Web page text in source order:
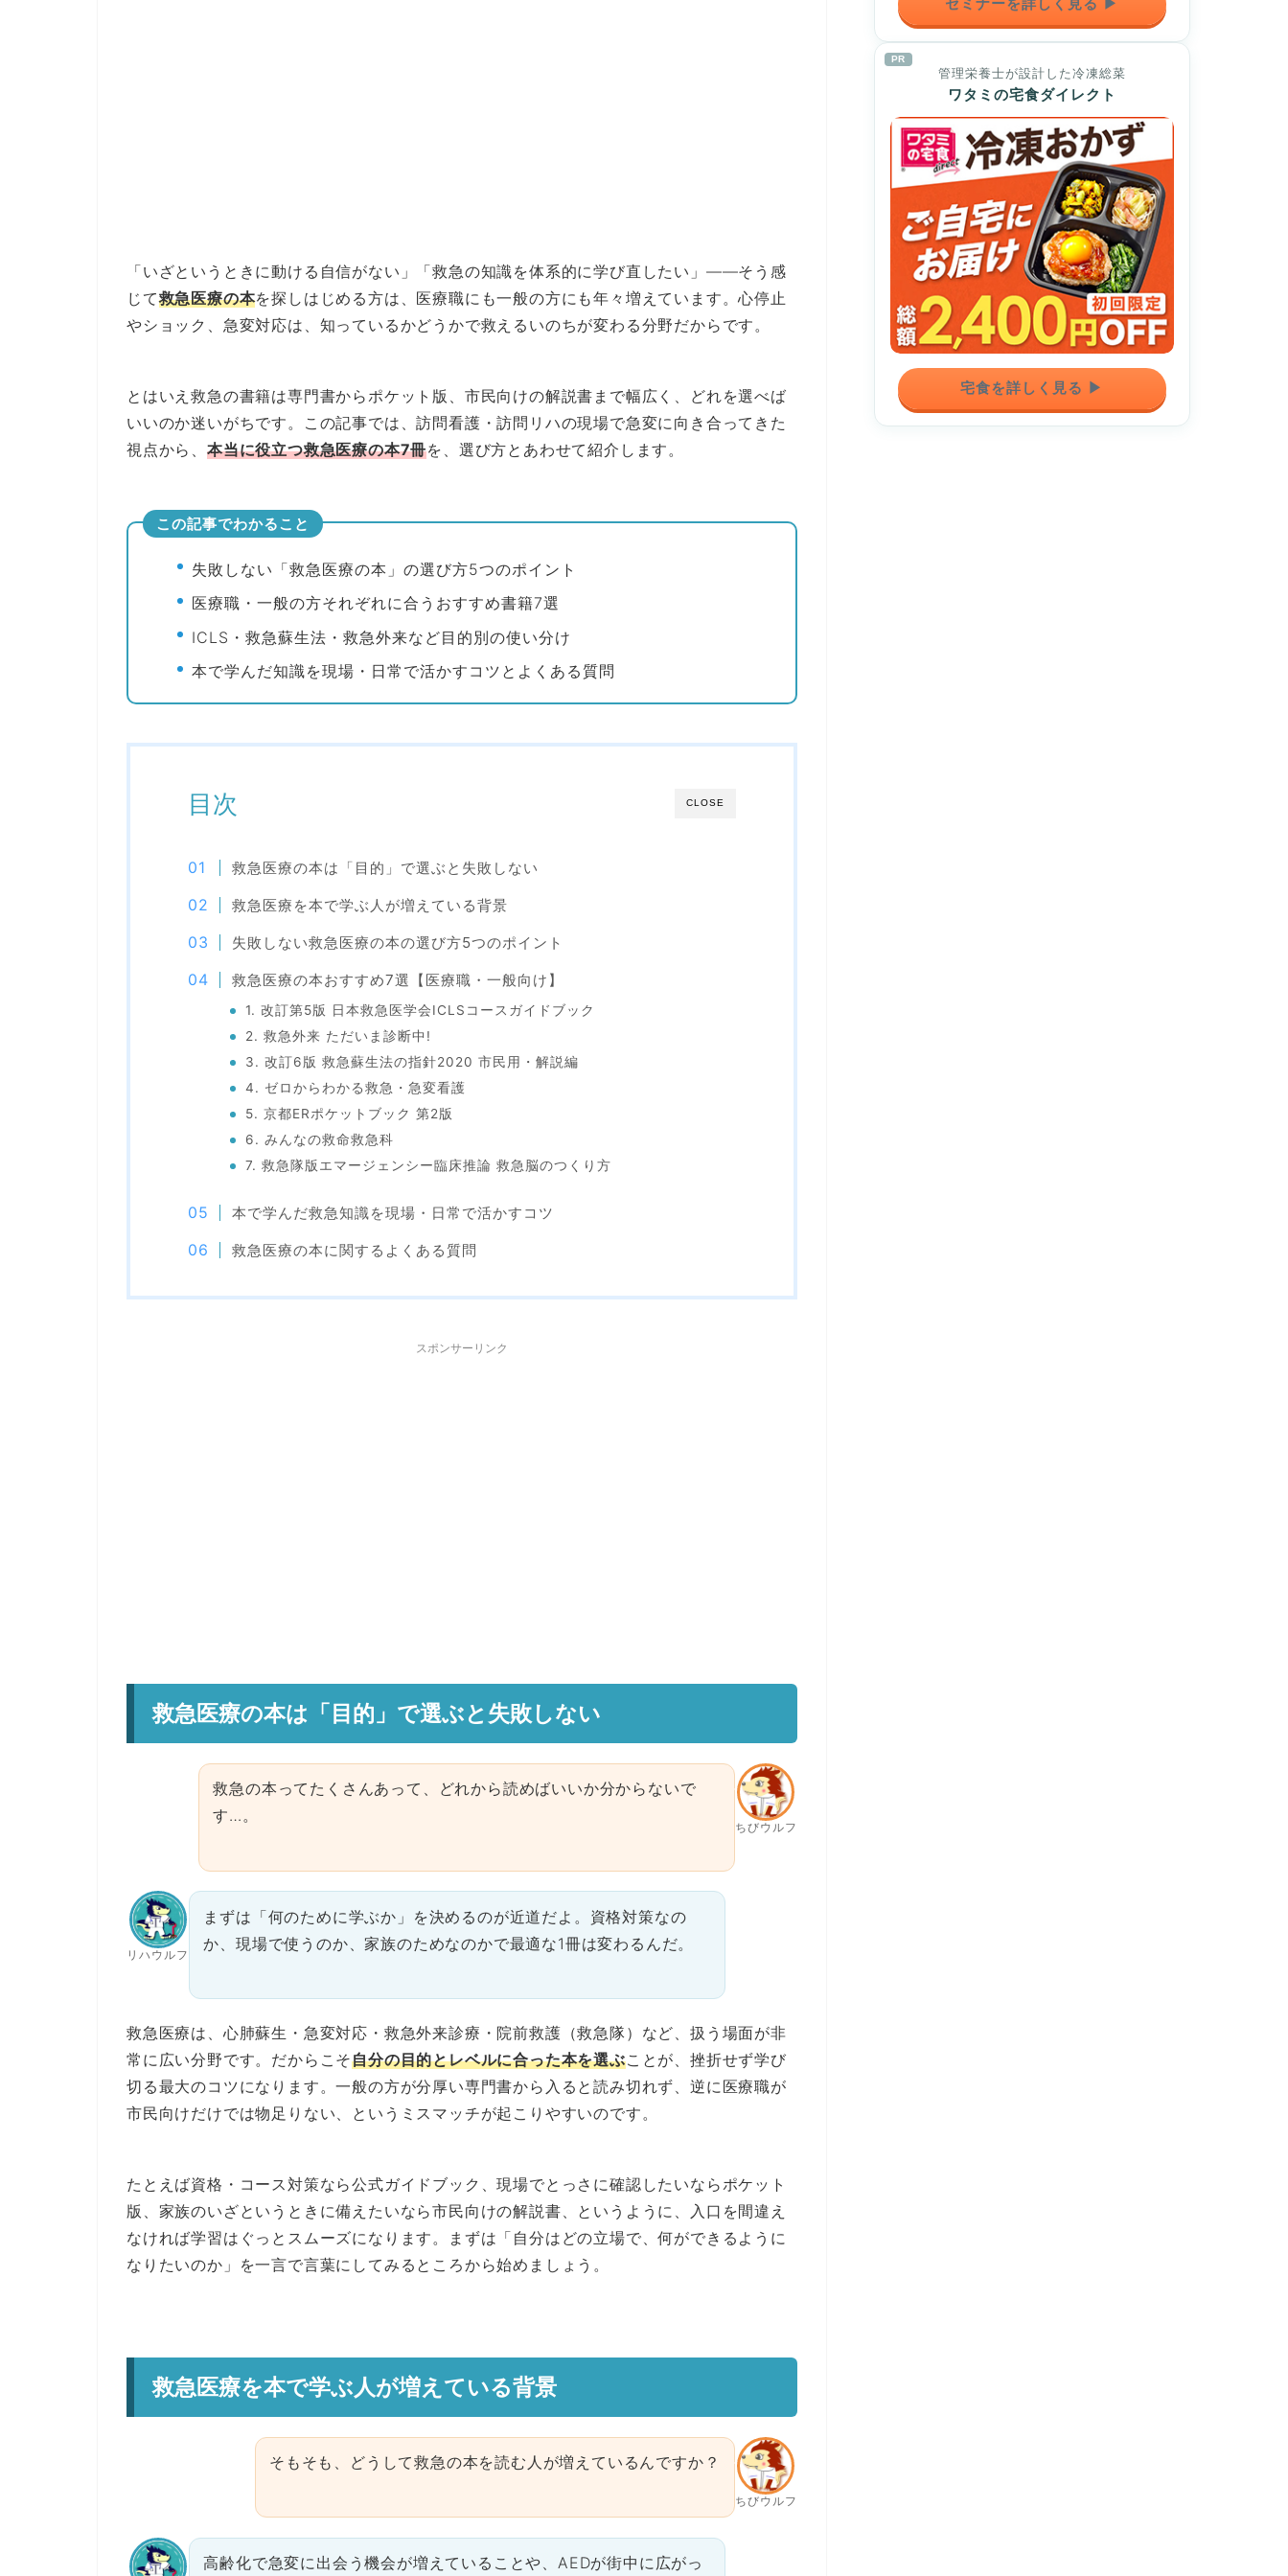
「いざというときに動ける自信がない」「救急の知識を体系的に学び直したい」——そう感
じて救急医療の本を探しはじめる方は、医療職にも一般の方にも年々増えています。心停止
やショック、急変対応は、知っているかどうかで救えるいのちが変わる分野だからです。
とはいえ救急の書籍は専門書からポケット版、市民向けの解説書まで幅広く、どれを選べば
いいのか迷いがちです。この記事では、訪問看護・訪問リハの現場で急変に向き合ってきた
視点から、 本当に役立つ救急医療の本7冊を、選び方とあわせて紹介します。
この記事でわかること
失敗しない「救急医療の本」の選び方5つのポイント
医療職・一般の方それぞれに合うおすすめ書籍7選
ICLS・救急蘇生法・救急外来など目的別の使い分け
本で学んだ知識を現場・日常で活かすコツとよくある質問
CLOSE
目次
救急医療の本は「目的」で選ぶと失敗しない
救急医療を本で学ぶ人が増えている背景
失敗しない救急医療の本の選び方5つのポイント
救急医療の本おすすめ7選【医療職・一般向け】
1. 改訂第5版 日本救急医学会ICLSコースガイドブック
2. 救急外来 ただいま診断中!
3. 改訂6版 救急蘇生法の指針2020 市民用・解説編
4. ゼロからわかる救急・急変看護
5. 京都ERポケットブック 第2版
6. みんなの救命救急科
7. 救急隊版エマージェンシー臨床推論 救急脳のつくり方
本で学んだ救急知識を現場・日常で活かすコツ
救急医療の本に関するよくある質問
スポンサーリンク
救急医療の本は「目的」で選ぶと失敗しない
ちびウルフ
救急の本ってたくさんあって、どれから読めばいいか分からないで
す…。
リハウルフ
まずは「何のために学ぶか」を決めるのが近道だよ。資格対策なの
か、現場で使うのか、家族のためなのかで最適な1冊は変わるんだ。
救急医療は、心肺蘇生・急変対応・救急外来診療・院前救護（救急隊）など、扱う場面が非
常に広い分野です。だからこそ自分の目的とレベルに合った本を選ぶことが、挫折せず学び
切る最大のコツになります。一般の方が分厚い専門書から入ると読み切れず、逆に医療職が
市民向けだけでは物足りない、というミスマッチが起こりやすいのです。
たとえば資格・コース対策なら公式ガイドブック、現場でとっさに確認したいならポケット
版、家族のいざというときに備えたいなら市民向けの解説書、というように、入口を間違え
なければ学習はぐっとスムーズになります。まずは「自分はどの立場で、何ができるように
なりたいのか」を一言で言葉にしてみるところから始めましょう。
救急医療を本で学ぶ人が増えている背景
ちびウルフ
そもそも、どうして救急の本を読む人が増えているんですか？
高齢化で急変に出会う機会が増えていることや、AEDが街中に広がっ
PR
管理栄養士が設計した冷凍総菜
ワタミの宅食ダイレクト
宅食を詳しく見る ▶